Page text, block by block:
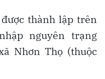
thành lập trên
nguyên trạng
Nhơn Thọ (thuộc